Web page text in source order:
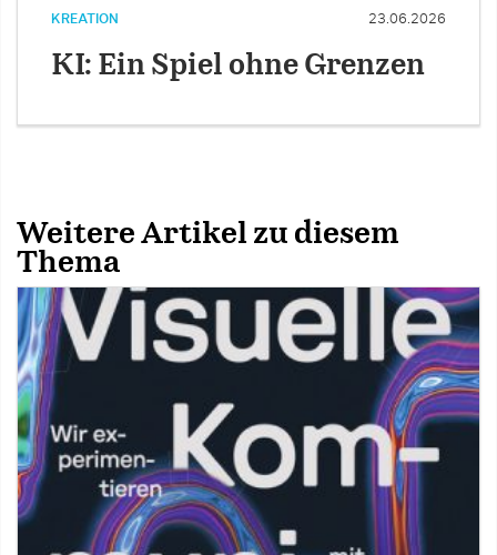
KREATION 23.06.2026
KI: Ein Spiel ohne Grenzen
Weitere Artikel zu diesem
Thema